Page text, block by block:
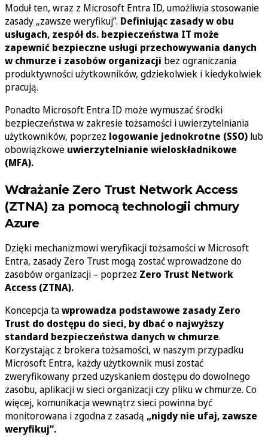
Moduł ten, wraz z Microsoft Entra ID, umożliwia stosowanie
zasady „zawsze weryfikuj”. Definiując zasady w obu
usługach, zespół ds. bezpieczeństwa IT może
zapewnić bezpieczne usługi przechowywania danych
w chmurze i zasobów organizacji bez ograniczania
produktywności użytkowników, gdziekolwiek i kiedykolwiek
pracują.
Ponadto Microsoft Entra ID może wymuszać środki
bezpieczeństwa w zakresie tożsamości i uwierzytelniania
użytkowników, poprzez logowanie jednokrotne (SSO) lub
obowiązkowe uwierzytelnianie wieloskładnikowe
(MFA).
Wdrażanie Zero Trust Network Access
(ZTNA) za pomocą technologii chmury
Azure
Dzięki mechanizmowi weryfikacji tożsamości w Microsoft
Entra, zasady Zero Trust mogą zostać wprowadzone do
zasobów organizacji – poprzez Zero Trust Network
Access (ZTNA).
Koncepcja tawprowadza podstawowe zasady Zero
Trust do dostępu do sieci, by dbać o najwyższy
standard bezpieczeństwa danych w chmurze.
Korzystając z brokera tożsamości, w naszym przypadku
Microsoft Entra, każdy użytkownik musi zostać
zweryfikowany przed uzyskaniem dostępu do dowolnego
zasobu, aplikacji w sieci organizacji czy pliku w chmurze. Co
więcej, komunikacja wewnątrz sieci powinna być
monitorowana i zgodna z zasadą „nigdy nie ufaj, zawsze
weryfikuj”.